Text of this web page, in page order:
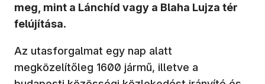
meg, mint a Lánchíd vagy a Blaha Lujza tér
felújítása.
Az utasforgalmat egy nap alatt
megközelítőleg 1600 jármű, illetve a